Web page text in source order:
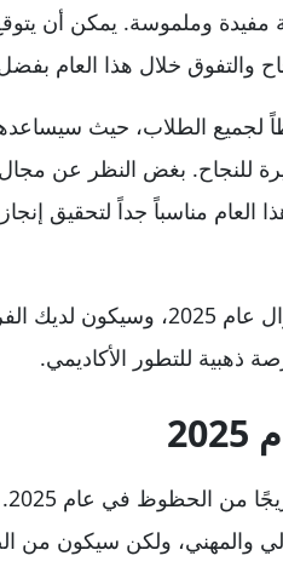
مفيدة وملموسة. يمكن أن
والتفوق خلال هذا العام
لجميع الطلاب، حيث
للنجاح. بغض النظر عن
مناسباً جداً لتحقيق
لذلك، يُتوقع أن يسير مسار تعليمك بشكل جيد
ذهبية للتطور الأكاديمي.
والمهني، ولكن سيكون من